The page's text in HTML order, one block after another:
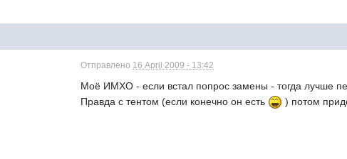
Отправлено 16 April 2009 - 13:42
Моё ИМХО - если встал попрос замены - тогда лучше
Правда с тентом (если конечно он есть
) потом